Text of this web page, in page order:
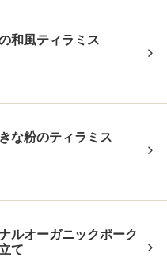
和風ティラミス
な粉のティラミス
ルオーガニックポーク
て